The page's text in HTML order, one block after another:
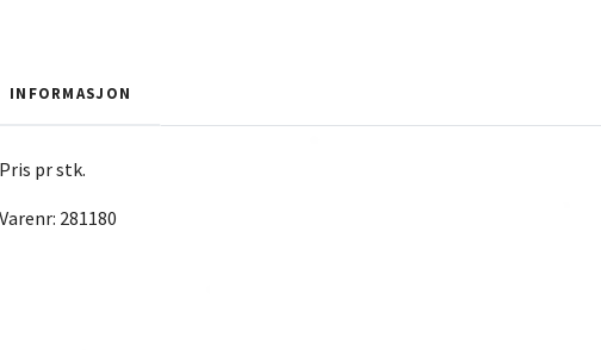
INFORMASJON
Pris pr stk.
Varenr: 281180